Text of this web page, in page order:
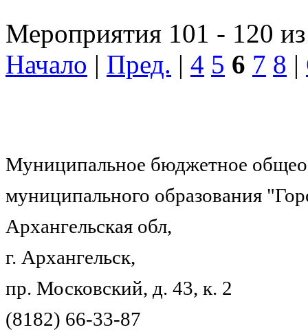
Мероприятия 101 - 120
Начало | Пред. | 4 5 6 7 8 |
Муниципальное бюджетное
муниципального образования
Архангельская обл,
г. Архангельск,
пр. Московский, д. 43, к. 2
(8182) 66-33-87